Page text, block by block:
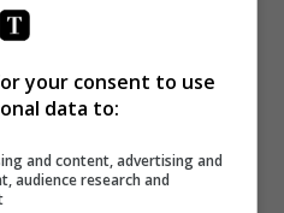
ВИЗНАЧИЛИСЯ ОСТАННІ
ЄВРОБАЧЕННЯ-2018
your consent to use
data to:
and content, advertising and
audience research and